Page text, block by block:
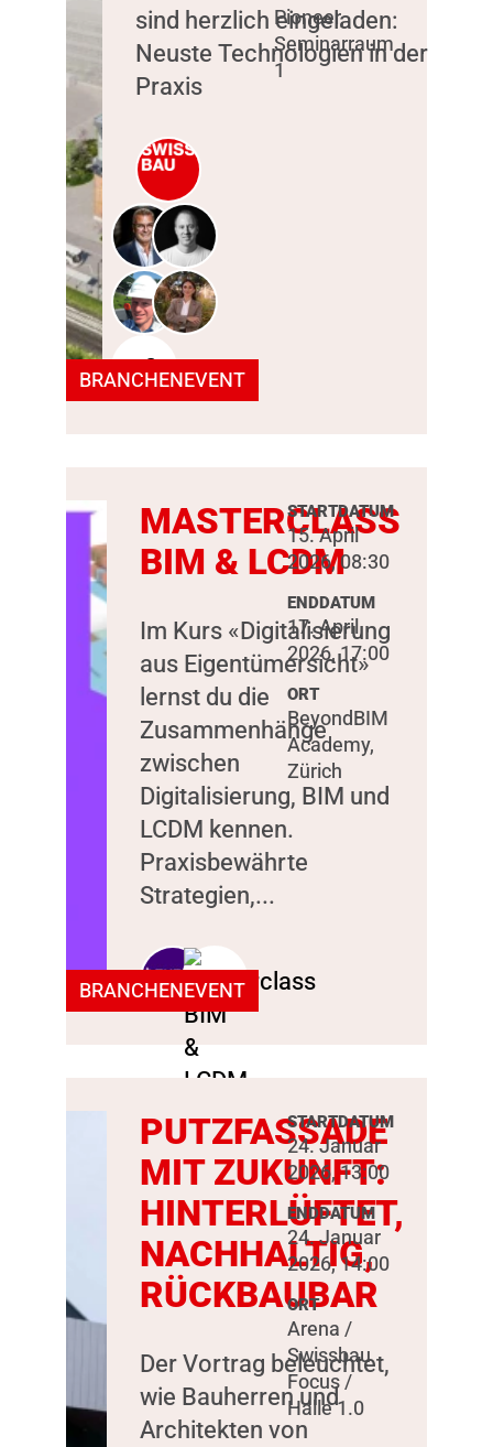
BRANCHENEVENT
sind herzlich eingeladen:
Neuste Technologien in der
Praxis
+2
Pioneer,
Seminarraum
1
BRANCHENEVENT
MASTERCLASS
BIM & LCDM
Im Kurs «Digitalisierung
aus Eigentümersicht»
lernst du die
Zusammenhänge
zwischen
Digitalisierung, BIM und
LCDM kennen.
Praxisbewährte
Strategien,...
STARTDATUM
15. April
2026, 08:30
ENDDATUM
17. April
2026, 17:00
ORT
BeyondBIM
Academy,
Zürich
PUTZFASSADE
MIT ZUKUNFT:
HINTERLÜFTET,
NACHHALTIG,
RÜCKBAUBAR
Der Vortrag beleuchtet,
wie Bauherren und
Architekten von
STARTDATUM
24. Januar
2026, 13:00
ENDDATUM
24. Januar
2026, 14:00
ORT
Arena /
Swissbau
Focus /
Halle 1.0